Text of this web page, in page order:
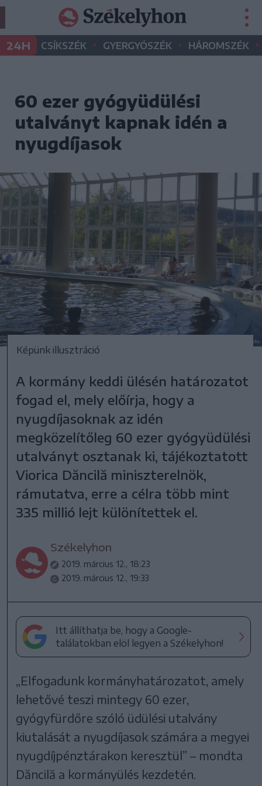
24H CSÍKSZÉK • GYERGYÓSZÉK • HÁROMSZÉK •
60 ezer gyógyüdülési
utalványt kapnak idén a
nyugdíjasok
Képünk illusztráció
A kormány keddi ülésén határozatot
fogad el, mely előírja, hogy a
nyugdíjasoknak az idén
megközelítőleg 60 ezer gyógyüdülési
utalványt osztanak ki, tájékoztatott
Viorica Dăncilă miniszterelnök,
rámutatva, erre a célra több mint
335 millió lejt különítettek el.
Székelyhon
2019. március 12., 18:23
2019. március 12., 19:33
Itt állíthatja be, hogy a Google-
találatokban elöl legyen a Székelyhon!
„Elfogadunk kormányhatározatot, amely
lehetővé teszi mintegy 60 ezer,
gyógyfürdőre szóló üdülési utalvány
kiutalását a nyugdíjasok számára a megyei
nyugdíjpénztárakon keresztül” – mondta
Dăncilă a kormányülés kezdetén.